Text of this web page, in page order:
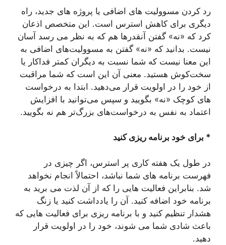
رد کردن مسوولیت های اضافی یا پروژه های جدید، راه
دیگری برای کاهش استرس است. این متخصص اذعان
کرد که «نه» گفتن آنقدرها هم که به نظر می رسد آسان
نیست. بدانید که «نه» گفتن به مسوولیت‌های اضافی به
این معنا نیست که شما نسبت به دیگران کمتر فداکار یا
سخت‌کوش هستید. معنی آن این است که شما مراقبت
از خود را در اولویت قرار می‌دهید. ابتدا به درخواست
های کوچک «نه» بگویید و سپس می‌توانید با افزایش
اعتماد به نفس به درخواست‌های بزرگ‌تر هم نه بگویید.
* برای خود برنامه ریزی کنید
در طول یک هفته کاری پر استرس، اگر چیزی در
فهرست برنامه های شما نباشد، احتمالاً انجام نخواهد
شد. بنابراین فعالیت هایی را که از آن لذت می برید به
برنامه خود اضافه کنید. آن را یادداشت کنید یا زنگ
هشدار تنظیم کنید و با برنامه ریزی برای فعالیت هایی که
باعث شادی شما می شوند، خود را در اولویت قرار
دهید.